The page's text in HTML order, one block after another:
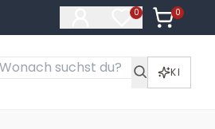
0
Artikel im
0
Artikel
KI